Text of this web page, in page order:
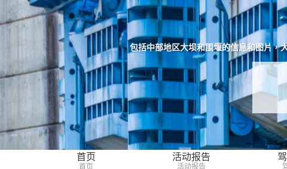
包括中部地区大坝和围堰的信息和图片，
首页
首页
活动报告
活动报告